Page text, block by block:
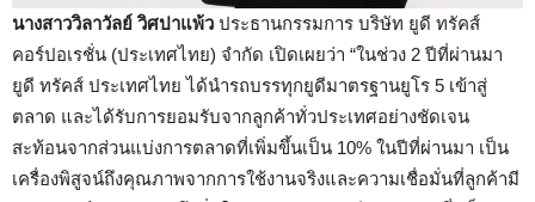
นางสาววิลาวัลย์ วิศปาแพ้ว ประธานกรรมการ บริษัท ยูดี ทรัคส์
คอร์ปอเรชั่น (ประเทศไทย) จำกัด เปิดเผยว่า “ในช่วง 2 ปีที่ผ่านมา
ยูดี ทรัคส์ ประเทศไทย ได้นำรถบรรทุกยูดีมาตรฐานยูโร 5 เข้าสู่
ตลาด และได้รับการยอมรับจากลูกค้าทั่วประเทศอย่างชัดเจน
สะท้อนจากส่วนแบ่งการตลาดที่เพิ่มขึ้นเป็น 10% ในปีที่ผ่านมา เป็น
เครื่องพิสูจน์ถึงคุณภาพจากการใช้งานจริงและความเชื่อมั่นที่ลูกค้ามี